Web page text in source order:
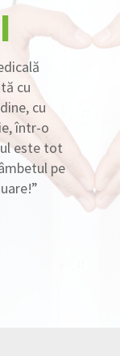
cu
cu
într-o
este tot
pe